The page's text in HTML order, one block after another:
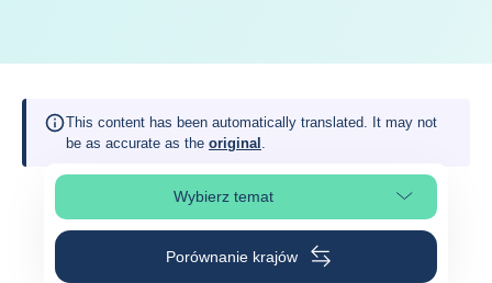
This content has been automatically translated. It may not
be as accurate as the original .
Wybierz tematWybierz sekcję strony
Porównanie krajów